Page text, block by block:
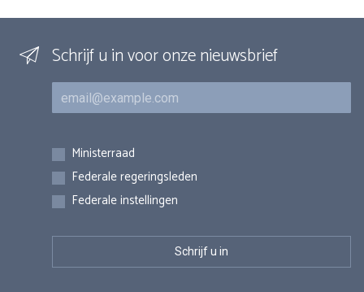
Schrijf u in voor onze nieuwsbrief
E-mail
Inschrijvingen
Ministerraad
Federale regeringsleden
Federale instellingen